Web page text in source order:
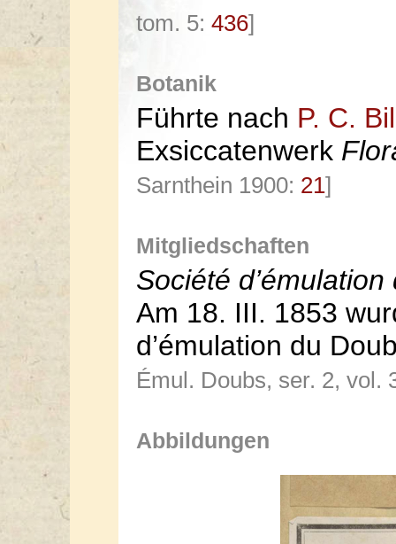
tom. 5: 436]
Botanik
Führte nach P. C.
Exsiccatenwerk
Sarnthein 1900: 21]
Mitgliedschaften
Société
Am 18. III. 1853
d’émulation du
Émul. Doubs, ser. 2, vol.
Abbildungen